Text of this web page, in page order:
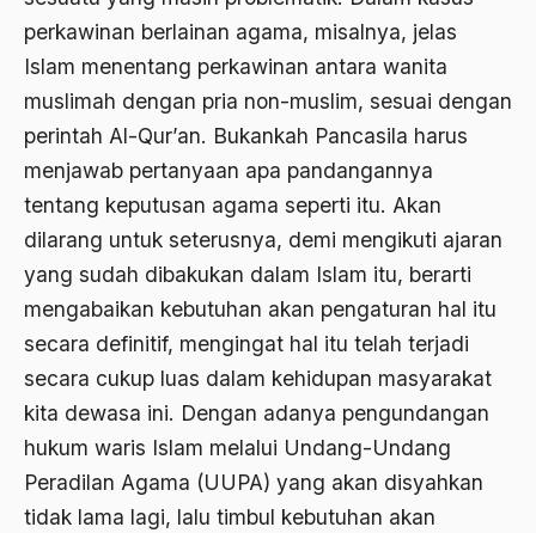
perkawinan berlainan agama, misalnya, jelas
Islam menentang perkawinan antara wanita
muslimah dengan pria non-muslim, sesuai dengan
perintah Al-Qur’an. Bukankah Pancasila harus
menjawab pertanyaan apa pandangannya
tentang keputusan agama seperti itu. Akan
dilarang untuk seterusnya, demi mengikuti ajaran
yang sudah dibakukan dalam Islam itu, berarti
mengabaikan kebutuhan akan pengaturan hal itu
secara definitif, mengingat hal itu telah terjadi
secara cukup luas dalam kehidupan masyarakat
kita dewasa ini. Dengan adanya pengundangan
hukum waris Islam melalui Undang-Undang
Peradilan Agama (UUPA) yang akan disyahkan
tidak lama lagi, lalu timbul kebutuhan akan
Arswendo Atmowiloto
Arti Kepemimpinan
artikel gus dur
asal-usul tradisi keilmuan pesantren
Asas Islam
asas kebangsaan
Asas Organisasi Islam
Asas Pancasila
Asas Permusyawaratan
Asas Pluralisme